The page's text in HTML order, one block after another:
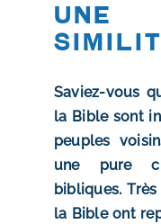
RECHERCHER:
S’inscrire à la
Une
Saviez-vous
la Bible sont
peuples
une pure
bibliques.
la Bible ont